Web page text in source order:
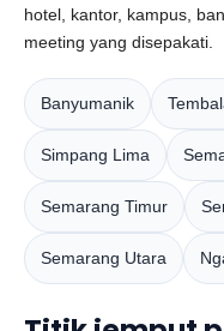
hotel, kantor, kampus,
meeting yang disepakati.
Banyumanik
Simpang Lima
Semarang Timur
Semarang Utara